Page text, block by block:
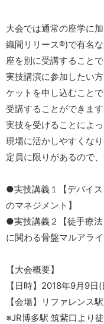
大会では通常の座学に
織間リリース®)で有名
座を別に受講することで
実技講演に参加したい
ケットを申し込むこと
受講することができます
実技を受けることによ
現場に活かしやすくなり
定員に限りがあるので
●実技講義１【デバイ
のマネジメント】
●実技講義２【徒手療
に関わる骨盤マルアライ
【大会概要】
【日時】2018年9月9
【会場】リファレンス
※JR博多駅 筑紫口より